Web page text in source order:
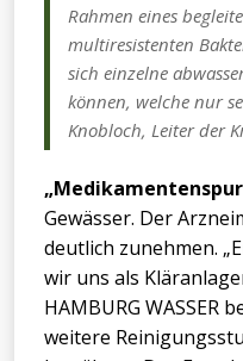
Rahmen eines
multiresistenten
sich einzelne
können, welche nur
Knobloch, Leiter der
Gewässer. Der
deutlich zunehmen.
wir uns als
HAMBURG
weitere